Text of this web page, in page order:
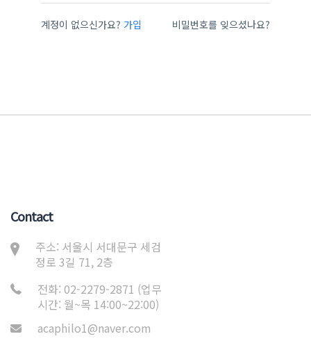
계정이 없으신가요? 가입 비밀번호를 잊으셨나요?
Contact
주소: 서울시 서대문구 세검
정로 3길 71, 2층
전화: 02-2279-2871 (업무
시간: 월~목 14:00~22:00)
acaphilo1@naver.com